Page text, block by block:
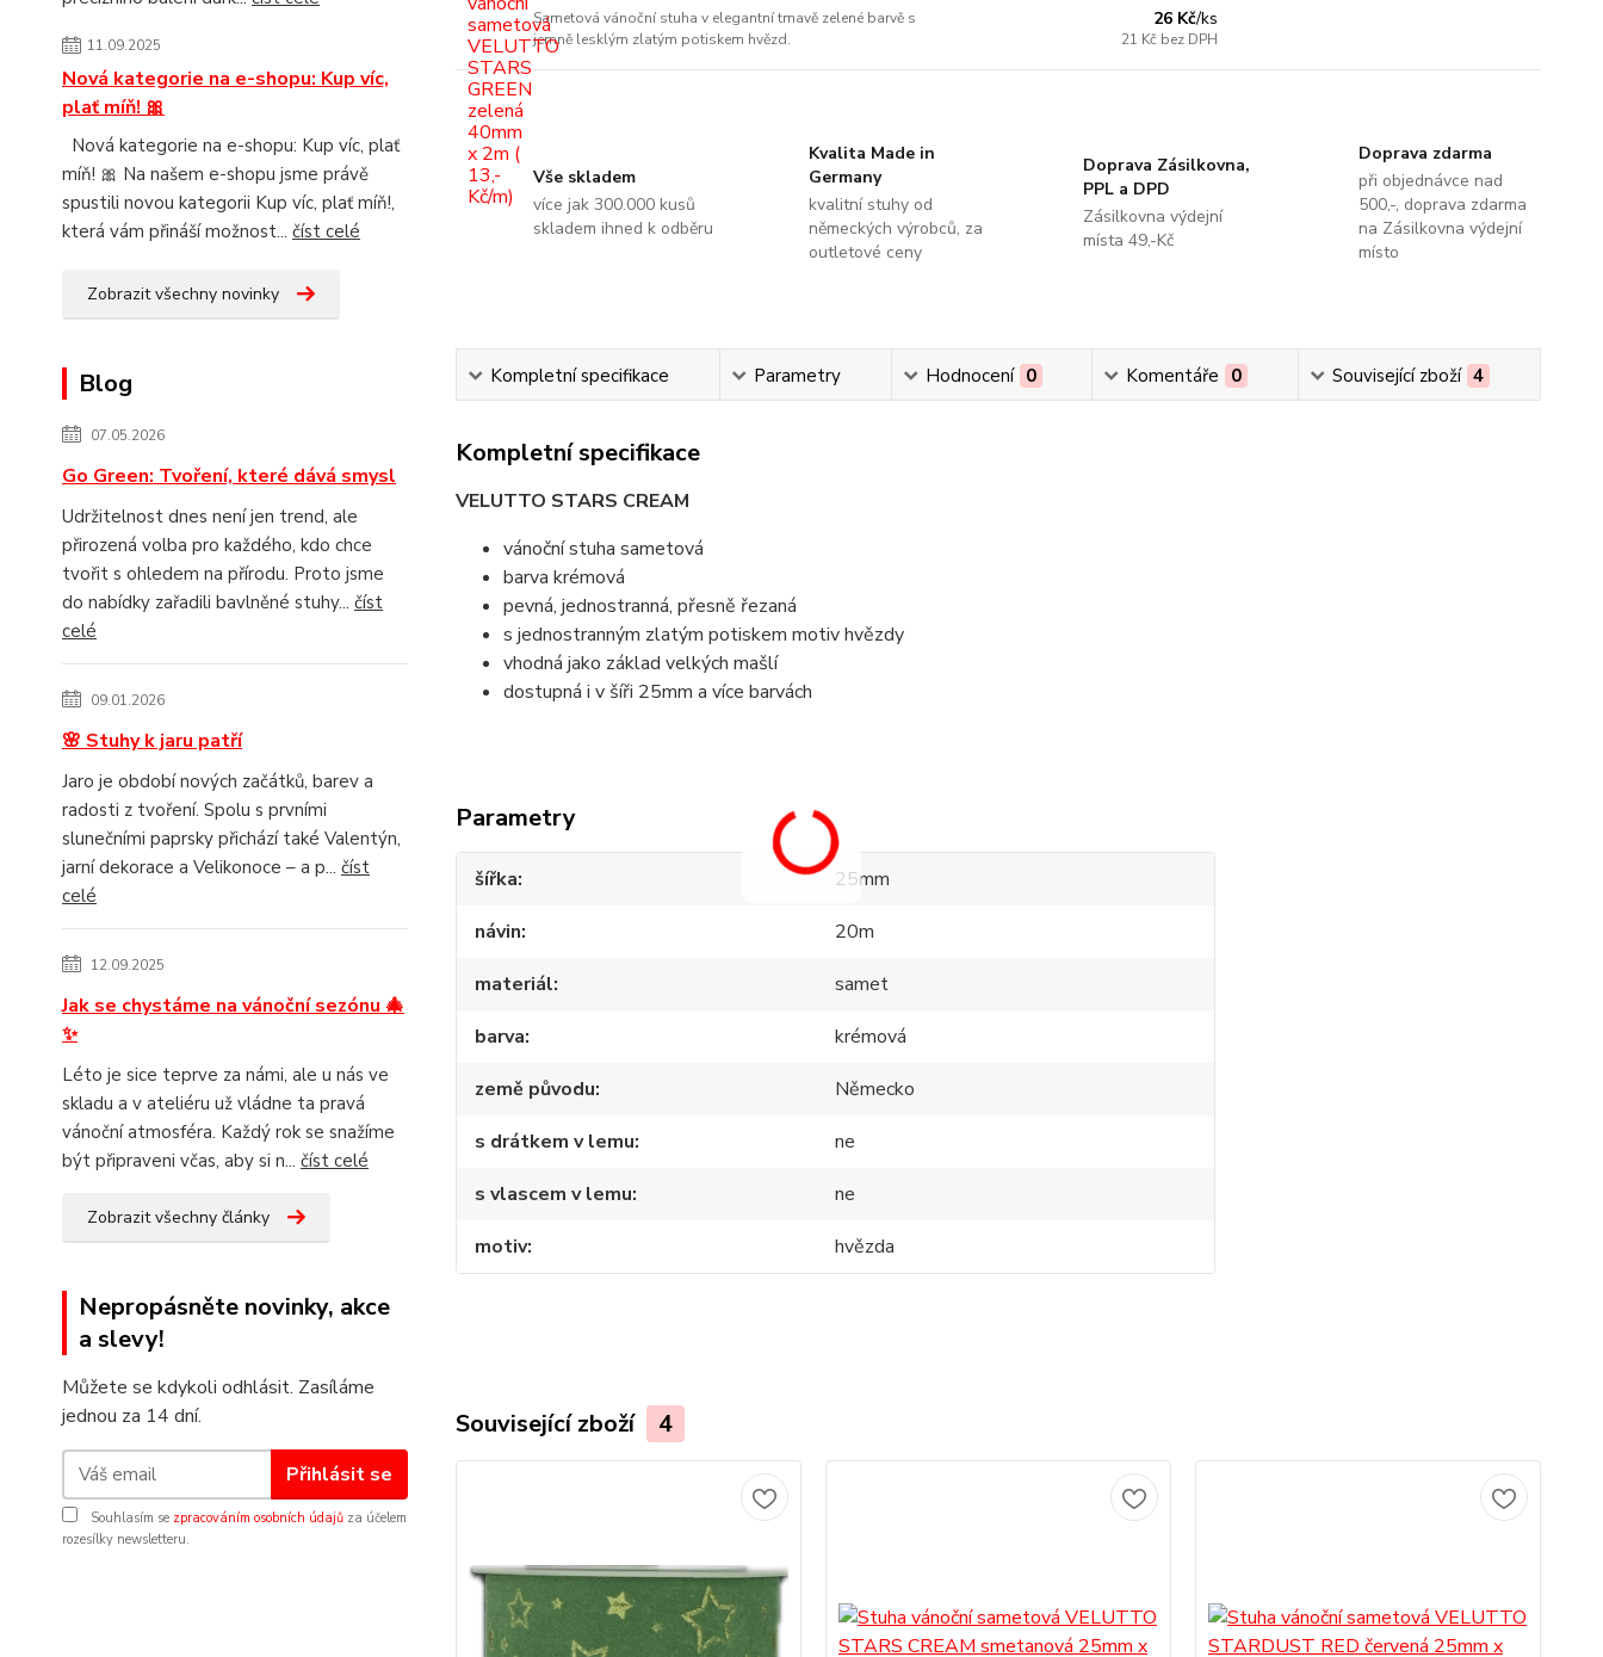
11.09.2025
Nová kategorie na e-shopu: Kup víc,
plať míň! 🎀
Nová kategorie na e-shopu: Kup víc, plať
míň! 🎀 Na našem e-shopu jsme právě
spustili novou kategorii Kup víc, plať míň!,
která vám přináší možnost... číst celé
Zobrazit všechny novinky
Blog
07.05.2026
Go Green: Tvoření, které dává smysl
Udržitelnost dnes není jen trend, ale
přirozená volba pro každého, kdo chce
tvořit s ohledem na přírodu. Proto jsme
do nabídky zařadili bavlněné stuhy... číst
celé
09.01.2026
🌸 Stuhy k jaru patří
Jaro je období nových začátků, barev a
radosti z tvoření. Spolu s prvními
slunečními paprsky přichází také Valentýn,
jarní dekorace a Velikonoce – a p... číst
celé
12.09.2025
Jak se chystáme na vánoční sezónu 🎄
✨
Léto je sice teprve za námi, ale u nás ve
skladu a v ateliéru už vládne ta pravá
vánoční atmosféra. Každý rok se snažíme
být připraveni včas, aby si n... číst celé
Zobrazit všechny články
Nepropásněte novinky, akce
a slevy!
Můžete se kdykoli odhlásit. Zasíláme
jednou za 14 dní.
Přihlásit se
Souhlasím se zpracováním osobních údajů za účelem
rozesílky newsletteru.
Sametová vánoční stuha v elegantní tmavě zelené barvě s
jemně lesklým zlatým potiskem hvězd.
26 Kč/ks
21 Kč bez DPH
Vše skladem
více jak 300.000 kusů
skladem ihned k odběru
Kvalita Made in
Germany
kvalitní stuhy od
německých výrobců, za
outletové ceny
Doprava Zásilkovna,
PPL a DPD
Zásilkovna výdejní
místa 49,-Kč
Doprava zdarma
při objednávce nad
500,-, doprava zdarma
na Zásilkovna výdejní
místo
Kompletní specifikace Parametry Hodnocení 0 Komentáře 0 Související zboží 4
Kompletní specifikace
VELUTTO STARS CREAM
vánoční stuha sametová
barva krémová
pevná, jednostranná, přesně řezaná
s jednostranným zlatým potiskem motiv hvězdy
vhodná jako základ velkých mašlí
dostupná i v šíři 25mm a více barvách
Parametry
šířka
25mm
návin
20m
materiál
samet
barva
krémová
země původu
Německo
s drátkem v lemu
ne
s vlascem v lemu
ne
motiv
hvězda
Související zboží 4